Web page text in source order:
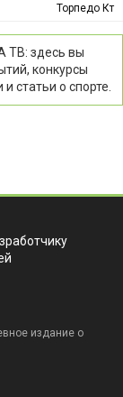
Торпедо Кт
ТВ: здесь вы
конкурсы
статьи о спорте.
издание о